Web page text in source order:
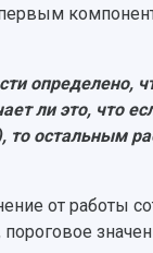
первым
определено,
ли это, что
то остальным
от работы